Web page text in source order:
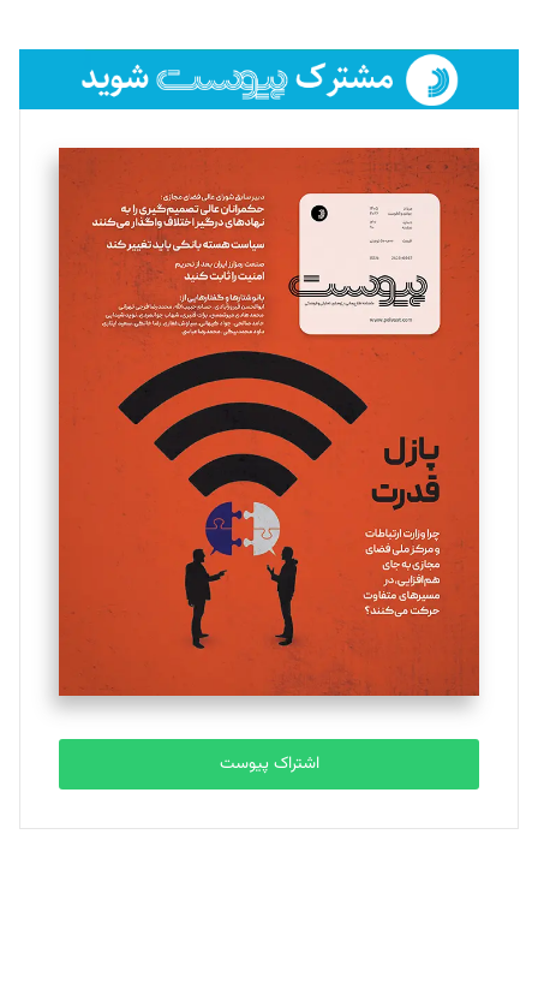
فائزه فتحی رستمی
تحریریه
سروش کرمیان
تحریریه
مینا پاکدل
یسنا امان‌پور
تحریریه
ملینا جعفری
تحریریه
مصطفی مسجدی آرانی
تحریریه
بابک نقاش
تحریریه
اشتراک پیوست